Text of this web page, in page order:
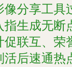
像分享工具
指生成无断
促联互、荣
活后速通热